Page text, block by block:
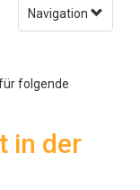
Navigation
folgende
in der